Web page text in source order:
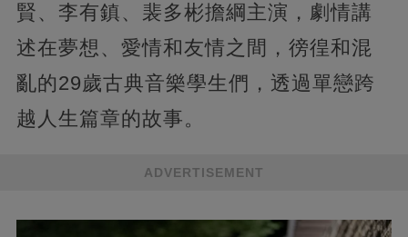
賢、李有鎮、裴多彬擔綱主演，劇情講
述在夢想、愛情和友情之間，徬徨和混
亂的29歲古典音樂學生們，透過單戀跨
越人生篇章的故事。
ADVERTISEMENT